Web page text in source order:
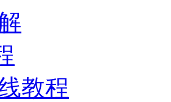
教程